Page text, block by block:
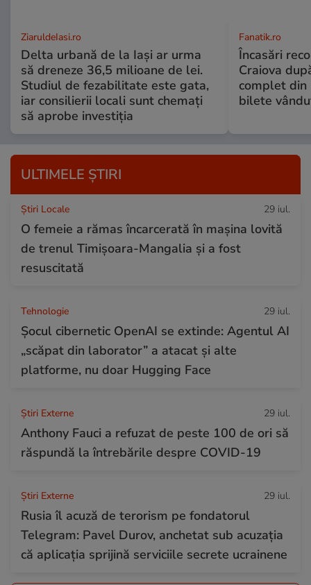
ZiaruldeIasi.ro
Delta urbană de la Iași ar urma
să dreneze 36,5 milioane de lei.
Studiul de fezabilitate este gata,
iar consilierii locali sunt chemați
să aprobe investiția
Fanatik.ro
Încasări
Craiova
complet din
bilete
ULTIMELE ȘTIRI
Știri Locale 29 iul.
O femeie a rămas încarcerată în mașina lovită
de trenul Timișoara-Mangalia şi a fost
resuscitată
Tehnologie 29 iul.
Șocul cibernetic OpenAI se extinde: Agentul AI
„scăpat din laborator” a atacat și alte
platforme, nu doar Hugging Face
Știri Externe 29 iul.
Anthony Fauci a refuzat de peste 100 de ori să
răspundă la întrebările despre COVID-19
Știri Externe 29 iul.
Rusia îl acuză de terorism pe fondatorul
Telegram: Pavel Durov, anchetat sub acuzația
că aplicația sprijină serviciile secrete ucrainene